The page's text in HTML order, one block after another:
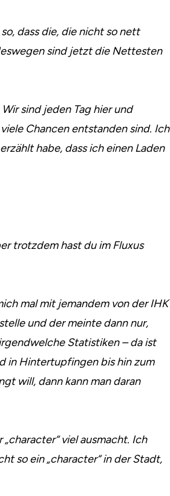
dass die, die nicht so nett
sind jetzt die Nettesten
sind jeden Tag hier und
Chancen entstanden sind. Ich
habe, dass ich einen Laden
trotzdem hast du im Fluxus
mal mit jemandem von der IHK
und der meinte dann nur,
Statistiken – da ist
in Hintertupfingen bis hin zum
will, dann kann man daran
viel ausmacht. Ich
so ein „character“ in der Stadt,